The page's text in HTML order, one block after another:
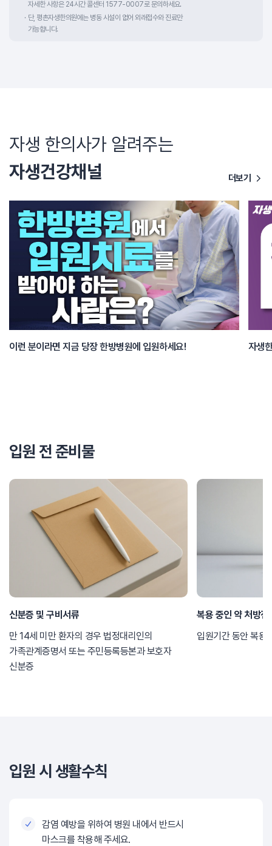
자세한 사항은 24시간 콜센터 1577-0007로 문의하세요.
단, 평촌자생한의원에는 병동 시설이 없어 외래접수와 진료만
가능합니다.
자생 한의사가 알려주는
자생건강채널
더보기
이런 분이라면 지금 당장 한방병원에 입원하세요!
입원 전 준비물
신분증 및 구비서류
만 14세 미만 환자의 경우 법정대리인의
가족관계증명서 또는 주민등록등본과 보호자
신분증
복용 중인 약 처방전
입원기간 동안 복용
입원 시 생활수칙
감염 예방을 위하여 병원 내에서 반드시
마스크를 착용해 주세요.